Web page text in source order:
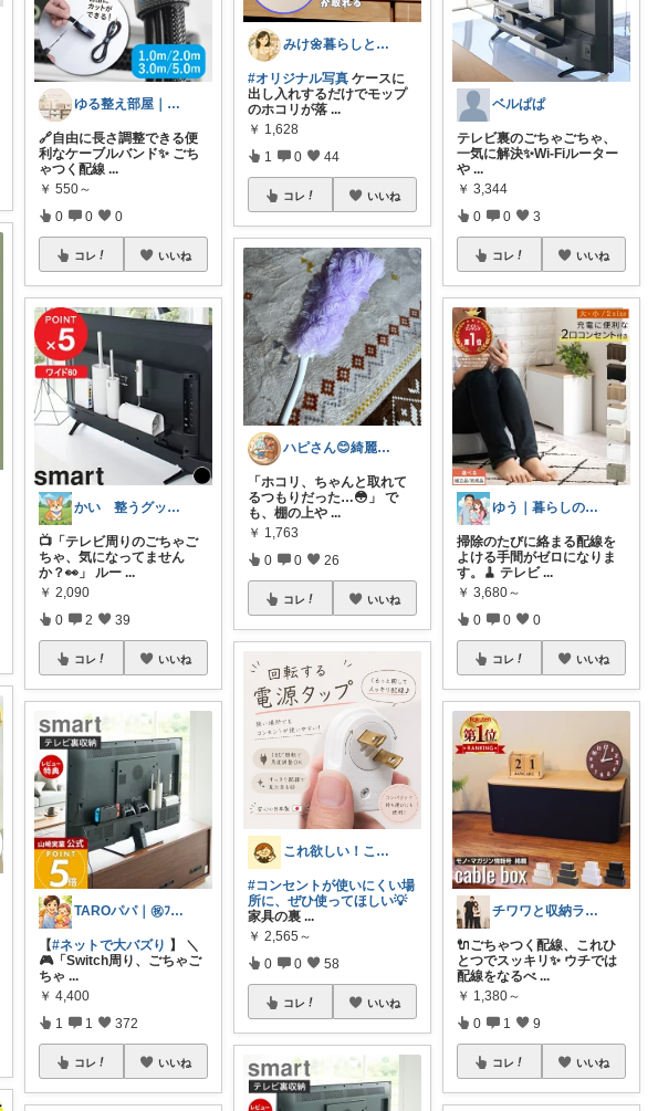
ゆる整え部屋｜ズボラ収納＆便利グッズ
🔗自由に長さ調整できる便
利なケーブルバンド✨ ごち
ゃつく配線 ...
￥ 550～
0 0 0
コレ いいね
かい 整うグッズを紹介
📺「テレビ周りのごちゃご
ちゃ、気になってません
か？👀」 ルー ...
￥ 2,090
0 2 39
コレ いいね
TAROパパ｜㊗️ﾌｫﾛﾜｰ3.2k人
【#ネットで大バズり 】 ＼
🎮「Switch周り、ごちゃご
ちゃ ...
￥ 4,400
1 1 372
コレ いいね
みけ🌼暮らしとキッチン
#オリジナル写真 ケースに
出し入れするだけでモップ
のホコリが落 ...
￥ 1,628
1 0 44
コレ いいね
ハピさん😊綺麗な空間作り✨経由購入感謝
「ホコリ、ちゃんと取れて
るつもりだった…😳」 で
も、棚の上や ...
￥ 1,763
0 0 26
コレ いいね
これ欲しい！これ良かった！©ままお
#コンセントが使いにくい場
所に、ぜひ使ってほしい💡
家具の裏 ...
￥ 2,565～
0 0 58
コレ いいね
ベルぱぱ
テレビ裏のごちゃごちゃ、
一気に解決✨ ​Wi-Fiルーター
や ...
￥ 3,344
0 0 3
コレ いいね
ゆう｜暮らしの便利帳
掃除のたびに絡まる配線を
よける手間がゼロになりま
す。🧹 テレビ ...
￥ 3,680～
0 0 0
コレ いいね
チワワと収納ライフ(イヴとの暮らし)🐕
🔌ごちゃつく配線、これひ
とつでスッキリ✨ ウチでは
配線をなるべ ...
￥ 1,380～
0 1 9
コレ いいね